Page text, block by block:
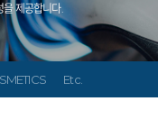
제공합니다.
Etc.